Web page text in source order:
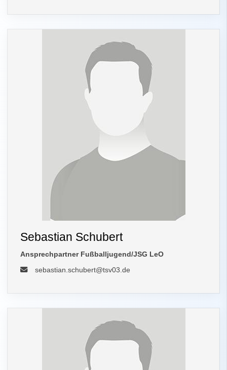
Sebastian Schubert
Ansprechpartner Fußballjugend/JSG LeO
sebastian.schubert@tsv03.de